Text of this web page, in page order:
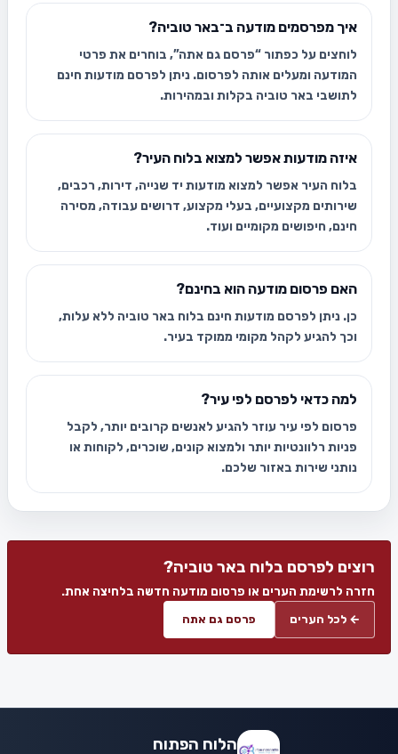
איך מפרסמים מודעה ב־באר טוביה?
לוחצים על כפתור “פרסם גם אתה”, בוחרים את פרטי
המודעה ומעלים אותה לפרסום. ניתן לפרסם מודעות חינם
לתושבי באר טוביה בקלות ובמהירות.
איזה מודעות אפשר למצוא בלוח העיר?
בלוח העיר אפשר למצוא מודעות יד שנייה, דירות, רכבים,
שירותים מקצועיים, בעלי מקצוע, דרושים עבודה, מסירה
חינם, חיפושים מקומיים ועוד.
האם פרסום מודעה הוא בחינם?
כן. ניתן לפרסם מודעות חינם בלוח באר טוביה ללא עלות,
וכך להגיע לקהל מקומי ממוקד בעיר.
למה כדאי לפרסם לפי עיר?
פרסום לפי עיר עוזר להגיע לאנשים קרובים יותר, לקבל
פניות רלוונטיות יותר ולמצוא קונים, שוכרים, לקוחות או
נותני שירות באזור שלכם.
רוצים לפרסם בלוח באר טוביה?
חזרה לרשימת הערים או פרסום מודעה חדשה בלחיצה אחת.
← לכל הערים פרסם גם אתה
הלוח הפתוח